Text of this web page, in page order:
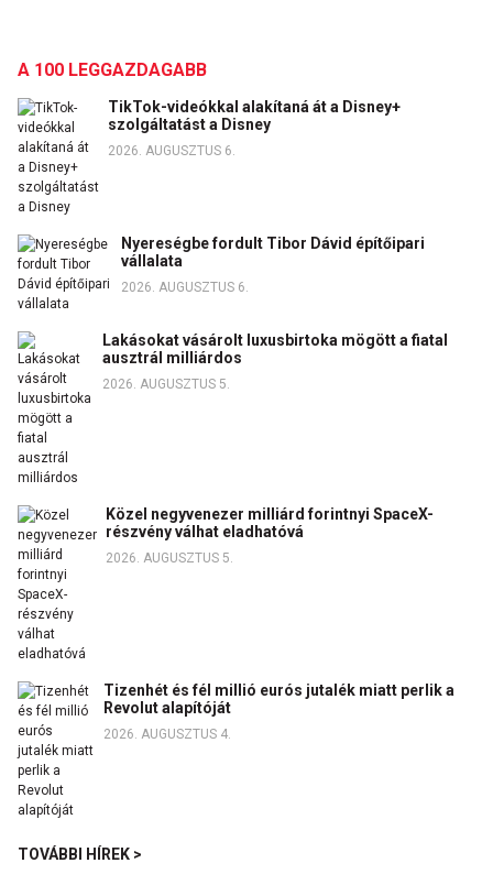
A 100 LEGGAZDAGABB
TikTok-videókkal alakítaná át a Disney+
szolgáltatást a Disney
2026. AUGUSZTUS 6.
Nyereségbe fordult Tibor Dávid építőipari
vállalata
2026. AUGUSZTUS 6.
Lakásokat vásárolt luxusbirtoka mögött a fiatal
ausztrál milliárdos
2026. AUGUSZTUS 5.
Közel negyvenezer milliárd forintnyi SpaceX-
részvény válhat eladhatóvá
2026. AUGUSZTUS 5.
Tizenhét és fél millió eurós jutalék miatt perlik a
Revolut alapítóját
2026. AUGUSZTUS 4.
TOVÁBBI HÍREK >